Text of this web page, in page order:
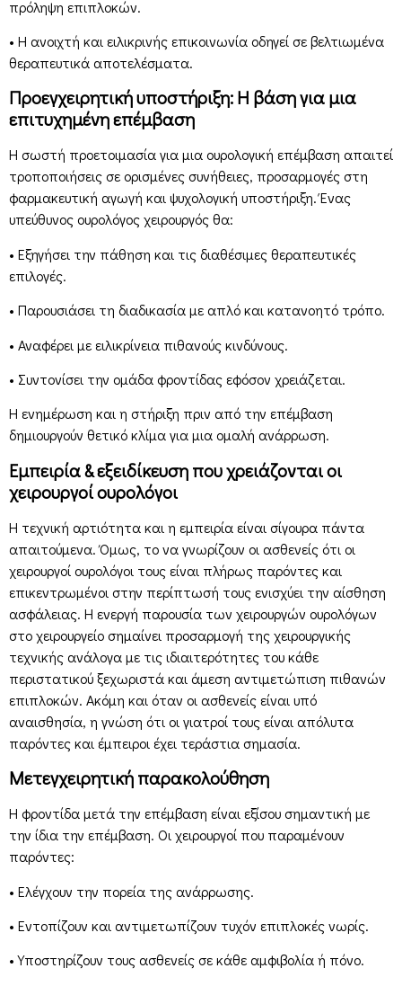
πρόληψη επιπλοκών.
• Η ανοιχτή και ειλικρινής επικοινωνία οδηγεί σε βελτιωμένα
θεραπευτικά αποτελέσματα.
Προεγχειρητική υποστήριξη: Η βάση για μια
επιτυχημένη επέμβαση
Η σωστή προετοιμασία για μια ουρολογική επέμβαση απαιτεί
τροποποιήσεις σε ορισμένες συνήθειες, προσαρμογές στη
φαρμακευτική αγωγή και ψυχολογική υποστήριξη. Ένας
υπεύθυνος ουρολόγος χειρουργός θα:
• Εξηγήσει την πάθηση και τις διαθέσιμες θεραπευτικές
επιλογές.
• Παρουσιάσει τη διαδικασία με απλό και κατανοητό τρόπο.
• Αναφέρει με ειλικρίνεια πιθανούς κινδύνους.
• Συντονίσει την ομάδα φροντίδας εφόσον χρειάζεται.
Η ενημέρωση και η στήριξη πριν από την επέμβαση
δημιουργούν θετικό κλίμα για μια ομαλή ανάρρωση.
Εμπειρία & εξειδίκευση που χρειάζονται οι
χειρουργοί ουρολόγοι
Η τεχνική αρτιότητα και η εμπειρία είναι σίγουρα πάντα
απαιτούμενα. Όμως, το να γνωρίζουν οι ασθενείς ότι οι
χειρουργοί ουρολόγοι τους είναι πλήρως παρόντες και
επικεντρωμένοι στην περίπτωσή τους ενισχύει την αίσθηση
ασφάλειας. Η ενεργή παρουσία των χειρουργών ουρολόγων
στο χειρουργείο σημαίνει προσαρμογή της χειρουργικής
τεχνικής ανάλογα με τις ιδιαιτερότητες του κάθε
περιστατικού ξεχωριστά και άμεση αντιμετώπιση πιθανών
επιπλοκών. Ακόμη και όταν οι ασθενείς είναι υπό
αναισθησία, η γνώση ότι οι γιατροί τους είναι απόλυτα
παρόντες και έμπειροι έχει τεράστια σημασία.
Μετεγχειρητική παρακολούθηση
Η φροντίδα μετά την επέμβαση είναι εξίσου σημαντική με
την ίδια την επέμβαση. Οι χειρουργοί που παραμένουν
παρόντες:
• Ελέγχουν την πορεία της ανάρρωσης.
• Εντοπίζουν και αντιμετωπίζουν τυχόν επιπλοκές νωρίς.
• Υποστηρίζουν τους ασθενείς σε κάθε αμφιβολία ή πόνο.